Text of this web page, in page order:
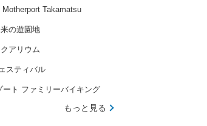
Takamatsu
の遊園地
アリウム
スティバル
ート ファミリーバイキング
もっと見る